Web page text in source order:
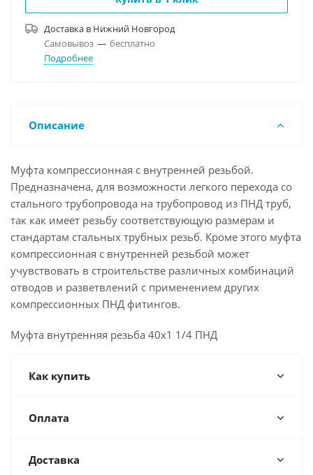
Доставка в Нижний Новгород
Самовывоз — бесплатно
Подробнее
Описание
Муфта компрессионная с внутренней резьбой.
Предназначена, для возможности легкого перехода со
стального трубопровода на трубопровод из ПНД труб,
так как имеет резьбу соответствующую размерам и
стандартам стальных трубных резьб. Кроме этого муфта
компрессионная с внутренней резьбой может
учувствовать в строительстве различных комбинаций
отводов и разветвлений с применением других
компрессионных ПНД фитингов.
Муфта внутренняя резьба 40х1 1/4 ПНД
Как купить
Оплата
Доставка